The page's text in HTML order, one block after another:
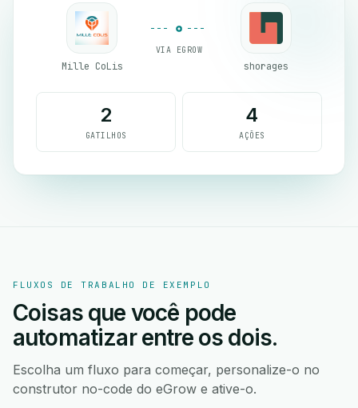
Mille CoLis
VIA EGROW
shorages
2
GATILHOS
4
AÇÕES
FLUXOS DE TRABALHO DE EXEMPLO
Coisas que você pode
automatizar entre os dois.
Escolha um fluxo para começar, personalize-o no
construtor no-code do eGrow e ative-o.